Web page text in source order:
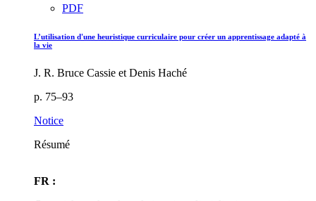
PDF
L’utilisation d'une heuristique curriculaire pour créer un apprentissage adapté à
la vie
J. R. Bruce Cassie et Denis Haché
p. 75–93
Notice
Résumé
FR :